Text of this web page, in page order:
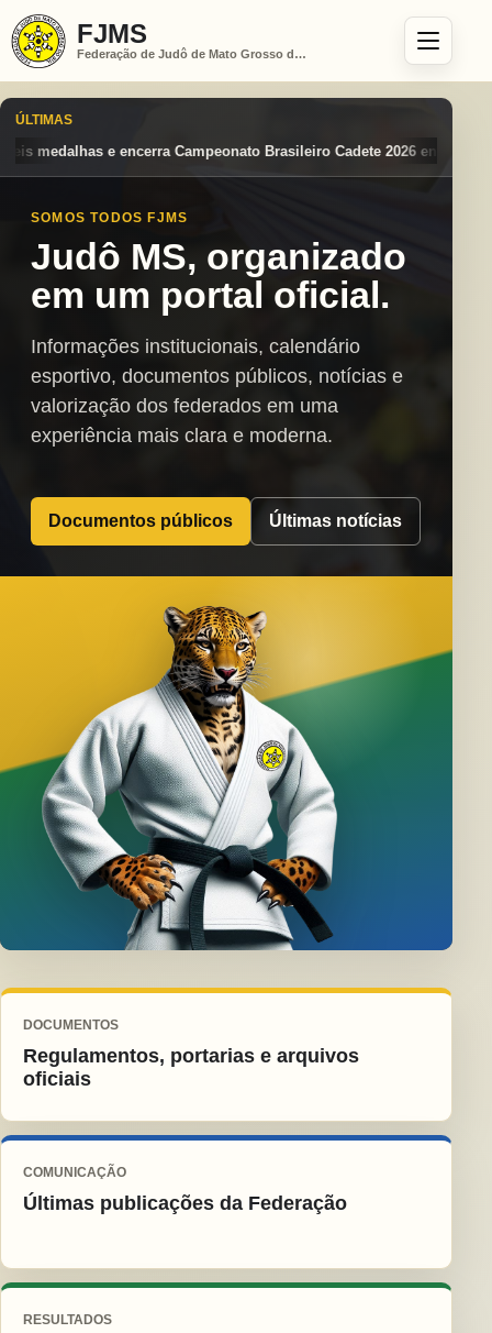
FJMS
Federação de Judô de Mato Grosso do Sul
ÚLTIMAS
Brasileiro Cadete 2026 entre os destaques nacionais Mato Grosso
SOMOS TODOS FJMS
Judô MS, organizado
em um portal oficial.
Informações institucionais, calendário
esportivo, documentos públicos, notícias e
valorização dos federados em uma
experiência mais clara e moderna.
Documentos públicos Últimas notícias
DOCUMENTOS
Regulamentos, portarias e arquivos
oficiais
COMUNICAÇÃO
Últimas publicações da Federação
RESULTADOS